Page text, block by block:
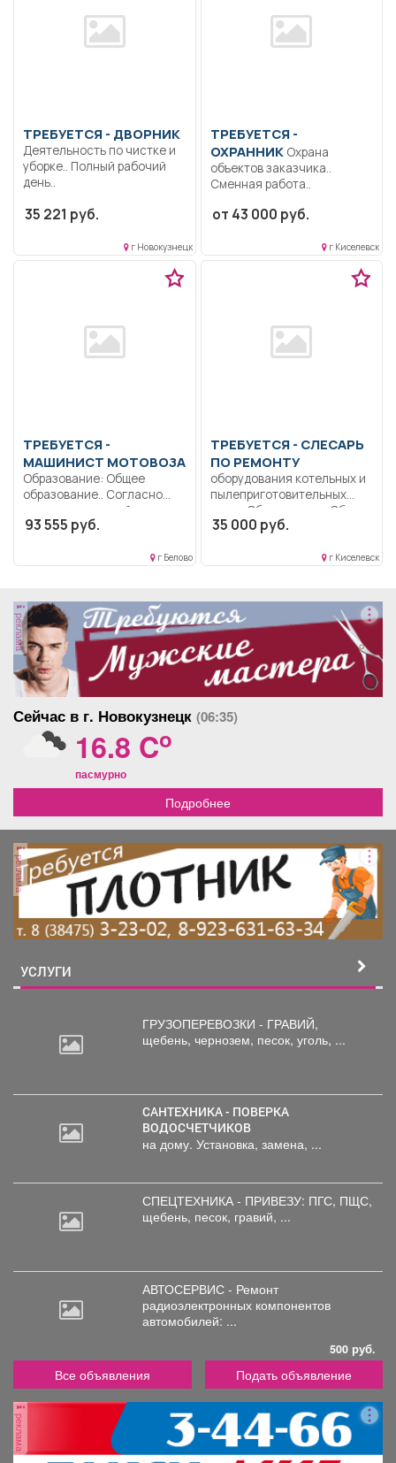
ТРЕБУЕТСЯ - ДВОРНИК
Деятельность по чистке и
уборке.. Полный рабочий
день..
35 221 руб.
г Новокузнецк
ТРЕБУЕТСЯ -
ОХРАННИКОхрана
объектов заказчика..
Сменная работа..
от 43 000 руб.
г Киселевск
ТРЕБУЕТСЯ -
МАШИНИСТ МОТОВОЗА
Образование: Общее
образование.. Согласно
производственной
инструкции.. Полный
93 555 руб.
г Белово
ТРЕБУЕТСЯ - СЛЕСАРЬ
ПО РЕМОНТУ
оборудования котельных и
пылеприготовительных
цехов Образование: Общее
образование.. Обеспечение
35 000 руб.
г Киселевск
реклама
Сейчас в г. Новокузнецк (06:35)
16.8 Co
пасмурно
Подробнее
реклама
УСЛУГИ
ГРУЗОПЕРЕВОЗКИ - ГРАВИЙ,
щебень, чернозем, песок, уголь, ...
САНТЕХНИКА - ПОВЕРКА
ВОДОСЧЕТЧИКОВ
на дому. Установка, замена, ...
СПЕЦТЕХНИКА - ПРИВЕЗУ: ПГС, ПЩС,
щебень, песок, гравий, ...
АВТОСЕРВИС - Ремонт
радиоэлектронных компонентов
автомобилей: ...
500 руб.
Все объявления Подать объявление
реклама